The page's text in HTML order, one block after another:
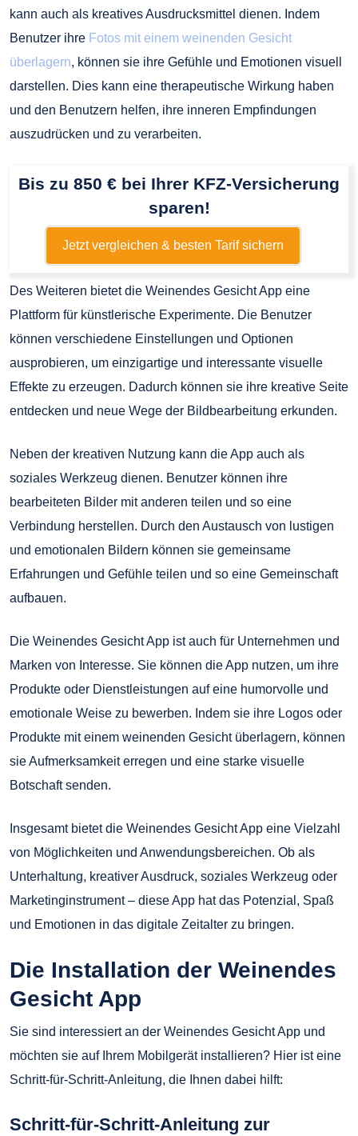
kann auch als kreatives Ausdrucksmittel dienen. Indem
Benutzer ihre Fotos mit einem weinenden Gesicht
überlagern, können sie ihre Gefühle und Emotionen visuell
darstellen. Dies kann eine therapeutische Wirkung haben
und den Benutzern helfen, ihre inneren Empfindungen
auszudrücken und zu verarbeiten.
Bis zu 850 € bei Ihrer KFZ-Versicherung
sparen!
Jetzt vergleichen & besten Tarif sichern
Des Weiteren bietet die Weinendes Gesicht App eine
Plattform für künstlerische Experimente. Die Benutzer
können verschiedene Einstellungen und Optionen
ausprobieren, um einzigartige und interessante visuelle
Effekte zu erzeugen. Dadurch können sie ihre kreative Seite
entdecken und neue Wege der Bildbearbeitung erkunden.
Neben der kreativen Nutzung kann die App auch als
soziales Werkzeug dienen. Benutzer können ihre
bearbeiteten Bilder mit anderen teilen und so eine
Verbindung herstellen. Durch den Austausch von lustigen
und emotionalen Bildern können sie gemeinsame
Erfahrungen und Gefühle teilen und so eine Gemeinschaft
aufbauen.
Die Weinendes Gesicht App ist auch für Unternehmen und
Marken von Interesse. Sie können die App nutzen, um ihre
Produkte oder Dienstleistungen auf eine humorvolle und
emotionale Weise zu bewerben. Indem sie ihre Logos oder
Produkte mit einem weinenden Gesicht überlagern, können
sie Aufmerksamkeit erregen und eine starke visuelle
Botschaft senden.
Insgesamt bietet die Weinendes Gesicht App eine Vielzahl
von Möglichkeiten und Anwendungsbereichen. Ob als
Unterhaltung, kreativer Ausdruck, soziales Werkzeug oder
Marketinginstrument – diese App hat das Potenzial, Spaß
und Emotionen in das digitale Zeitalter zu bringen.
Die Installation der Weinendes
Gesicht App
Sie sind interessiert an der Weinendes Gesicht App und
möchten sie auf Ihrem Mobilgerät installieren? Hier ist eine
Schritt-für-Schritt-Anleitung, die Ihnen dabei hilft:
Schritt-für-Schritt-Anleitung zur